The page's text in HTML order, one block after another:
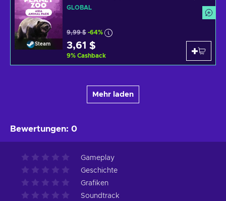
Steam
GLOBAL
9,99 $ -64%
3,61 $
9% Cashback
Mehr laden
Bewertungen: 0
Gameplay
Geschichte
Grafiken
Soundtrack